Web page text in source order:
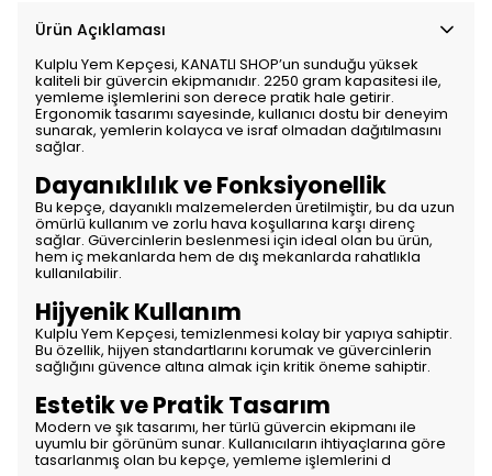
Ürün Açıklaması
Kulplu Yem Kepçesi, KANATLI SHOP’un sunduğu yüksek
kaliteli bir güvercin ekipmanıdır. 2250 gram kapasitesi ile,
yemleme işlemlerini son derece pratik hale getirir.
Ergonomik tasarımı sayesinde, kullanıcı dostu bir deneyim
sunarak, yemlerin kolayca ve israf olmadan dağıtılmasını
sağlar.
Dayanıklılık ve Fonksiyonellik
Bu kepçe, dayanıklı malzemelerden üretilmiştir, bu da uzun
ömürlü kullanım ve zorlu hava koşullarına karşı direnç
sağlar. Güvercinlerin beslenmesi için ideal olan bu ürün,
hem iç mekanlarda hem de dış mekanlarda rahatlıkla
kullanılabilir.
Hijyenik Kullanım
Kulplu Yem Kepçesi, temizlenmesi kolay bir yapıya sahiptir.
Bu özellik, hijyen standartlarını korumak ve güvercinlerin
sağlığını güvence altına almak için kritik öneme sahiptir.
Estetik ve Pratik Tasarım
Modern ve şık tasarımı, her türlü güvercin ekipmanı ile
uyumlu bir görünüm sunar. Kullanıcıların ihtiyaçlarına göre
tasarlanmış olan bu kepçe, yemleme işlemlerini d